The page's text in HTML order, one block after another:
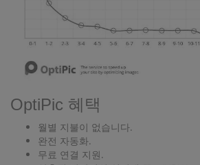
OptiPic 혜택
월별 지불이 없습니다.
완전 자동화.
무료 연결 지원.